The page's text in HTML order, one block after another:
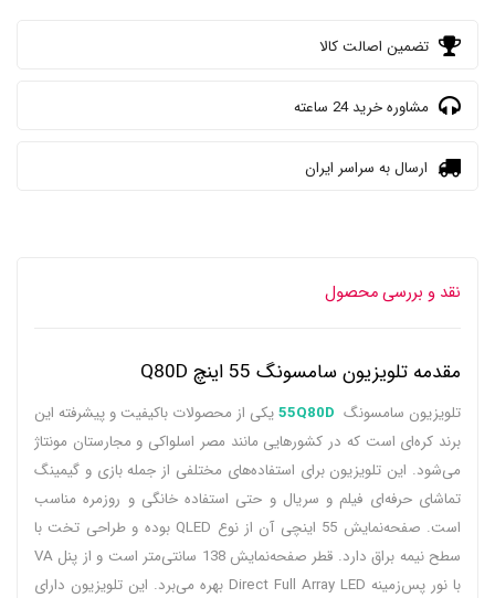
تضمین اصالت کالا
مشاوره خرید 24 ساعته
ارسال به سراسر ایران
نقد و بررسی محصول
مقدمه تلویزیون سامسونگ 55 اینچ Q80D
تلویزیون سامسونگ 55Q80Dیکی از محصولات باکیفیت و پیشرفته این
برند کره‌ای است که در کشورهایی مانند مصر اسلواکی و مجارستان مونتاژ
می‌شود. این تلویزیون برای استفاده‌های مختلفی از جمله بازی و گیمینگ
تماشای حرفه‌ای فیلم و سریال و حتی استفاده خانگی و روزمره مناسب
است. صفحه‌نمایش 55 اینچی آن از نوع QLED بوده و طراحی تخت با
سطح نیمه براق دارد. قطر صفحه‌نمایش 138 سانتی‌متر است و از پنل VA
با نور پس‌زمینه Direct Full Array LED بهره می‌برد. این تلویزیون دارای